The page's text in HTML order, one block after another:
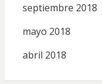
septiembre 2018
mayo 2018
abril 2018